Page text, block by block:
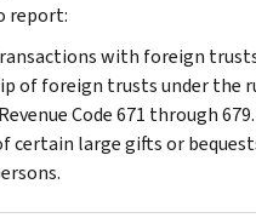
report:
with foreign
of foreign trusts under the
Code 671 through 679.
certain large gifts or